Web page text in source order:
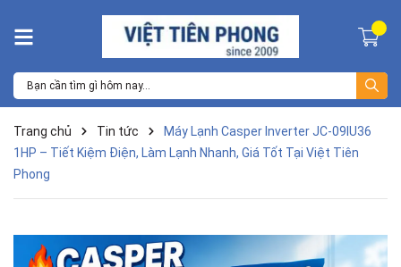
Trang chủ Tin tức
Máy Lạnh Casper Inverter JC-09IU36
1HP – Tiết Kiệm Điện, Làm Lạnh Nhanh, Giá Tốt Tại Việt Tiên
Phong